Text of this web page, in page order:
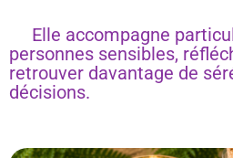
Elle accompagne
personnes sensibles,
retrouver davantage de
décisions.